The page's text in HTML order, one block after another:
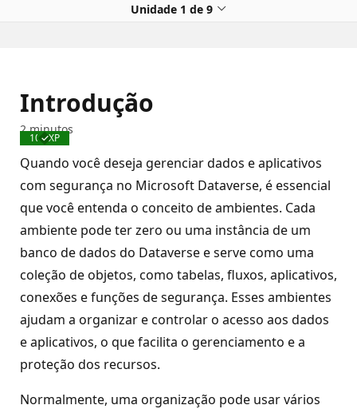
Unidade 1 de 9
Introdução
Concluído
100 XP
2 minutos
Quando você deseja gerenciar dados e aplicativos
com segurança no Microsoft Dataverse, é essencial
que você entenda o conceito de ambientes. Cada
ambiente pode ter zero ou uma instância de um
banco de dados do Dataverse e serve como uma
coleção de objetos, como tabelas, fluxos, aplicativos,
conexões e funções de segurança. Esses ambientes
ajudam a organizar e controlar o acesso aos dados
e aplicativos, o que facilita o gerenciamento e a
proteção dos recursos.
Normalmente, uma organização pode usar vários